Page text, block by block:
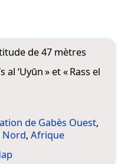
de 47 mètres
al ‘Uyūn» et «Rass el
de Gabès Ouest,
Nord, Afrique